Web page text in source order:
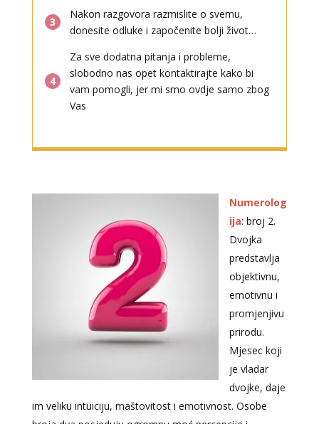
3
Nakon razgovora razmislite o svemu,
donesite odluke i započenite bolji život…
4
Za sve dodatna pitanja i probleme,
slobodno nas opet kontaktirajte kako bi
vam pomogli, jer mi smo ovdje samo zbog
Vas
Numerolog
ija: broj 2.
Dvojka
predstavlja
objektivnu,
emotivnu i
promjenjivu
prirodu.
Mjesec koji
je vladar
dvojke, daje
im veliku intuiciju, maštovitost i emotivnost. Osobe